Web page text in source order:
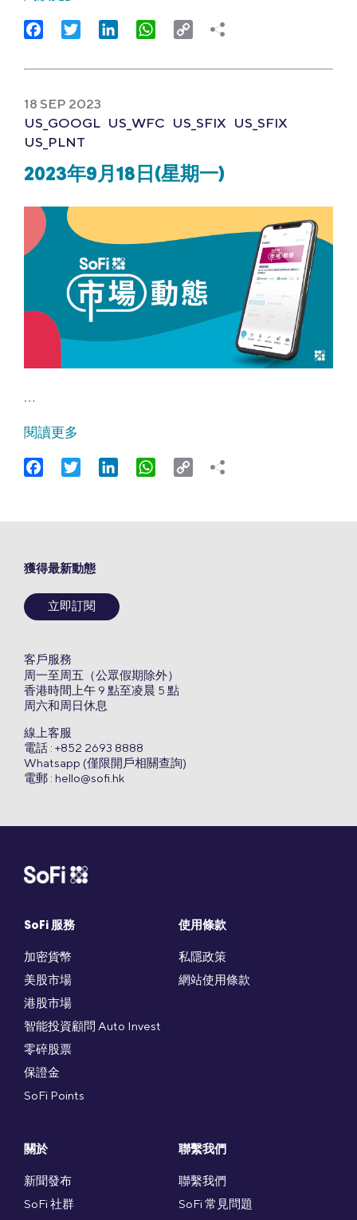
FacebookTwitter LinkedIn WhatsApp
Copy
18 SEP 2023
US_GOOGL US_WFC US_SFIX US_SFIX
US_PLNT
2023年9月18日(星期一)
…
閱讀更多
FacebookTwitter LinkedIn WhatsApp
Copy
SoFi 服務
加密貨幣
美股市場
港股市場
智能投資顧問 Auto Invest
零碎股票
保證金
SoFi Points
使用條款
私隱政策
網站使用條款
關於
新聞發布
SoFi 社群
聯繫我們
聯繫我們
SoFi 常見問題
獲得最新動態
立即訂閱
客戶服務
周一至周五（公眾假期除外）
香港時間上午 9 點至凌晨 5 點
周六和周日休息
線上客服
電話 : +852 2693 8888
Whatsapp (僅限開戶相關查詢)
電郵 : hello@sofi.hk